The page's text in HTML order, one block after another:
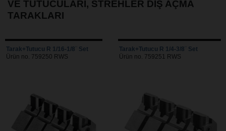
VE TUTUCULARI, STREHLER DIŞ AÇMA
TARAKLARI
Tarak+Tutucu R 1/16-1/8¨ Set
Ürün no. 759250 RWS
Tarak+Tutucu R 1/4-3/8¨ Set
Ürün no. 759251 RWS